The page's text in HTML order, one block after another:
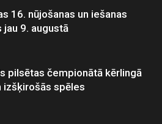
16. nūjošanas un iešanas
9. augustā
pilsētas čempionātā kērlingā
izšķirošās spēles